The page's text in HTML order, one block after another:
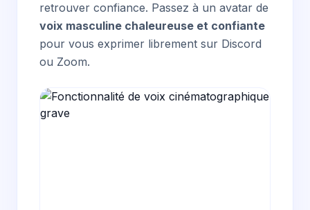
retrouver confiance. Passez à un avatar de
voix masculine chaleureuse et confiante
pour vous exprimer librement sur Discord
ou Zoom.